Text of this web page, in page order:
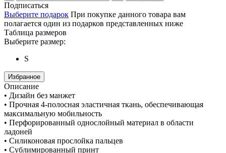
Подписаться
Выберите подарок При покупке данного товара вам
полагается один из подарков представленных ниже
Таблица размеров
Выберите размер:
S
Избранное
Описание
• Дизайн без манжет
• Прочная 4-полосная эластичная ткань, обеспечивающая
максимальную мобильность
• Перфорированный однослойный материал в области
ладоней
• Силиконовая прослойка пальцев
• Сублимированный принт